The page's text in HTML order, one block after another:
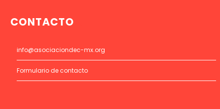
CONTACTO
info@asociaciondec-mx.org
Formulario de contacto